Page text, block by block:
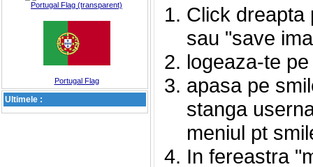
Portugal Flag (transparent)
Portugal Flag
Ultimele :
Click dreapta
sau "save
logeaza-te
apasa pe
stanga
meniul pt
In fereastra